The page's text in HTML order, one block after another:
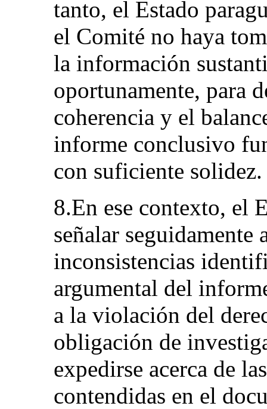
tanto, el Estado
el Comité no haya
la información
oportunamente, para
coherencia y el
informe conclusivo
con suficiente solidez.
8.En ese contexto, el
señalar seguidamente
inconsistencias
argumental del
a la violación del
obligación de
expedirse acerca de
contendidas en el